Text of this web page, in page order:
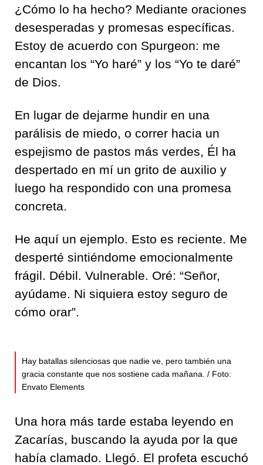
¿Cómo lo ha hecho? Mediante oraciones
desesperadas y promesas específicas.
Estoy de acuerdo con Spurgeon: me
encantan los “Yo haré” y los “Yo te daré”
de Dios.
En lugar de dejarme hundir en una
parálisis de miedo, o correr hacia un
espejismo de pastos más verdes, Él ha
despertado en mí un grito de auxilio y
luego ha respondido con una promesa
concreta.
He aquí un ejemplo. Esto es reciente. Me
desperté sintiéndome emocionalmente
frágil. Débil. Vulnerable. Oré: “Señor,
ayúdame. Ni siquiera estoy seguro de
cómo orar”.
Hay batallas silenciosas que nadie ve, pero también una
gracia constante que nos sostiene cada mañana. / Foto:
Envato Elements
Una hora más tarde estaba leyendo en
Zacarías, buscando la ayuda por la que
había clamado. Llegó. El profeta escuchó